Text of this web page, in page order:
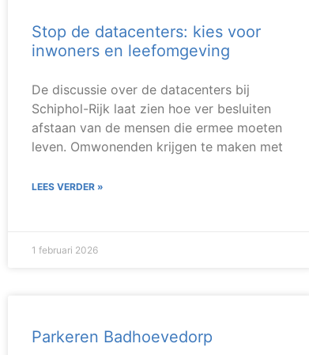
Stop de datacenters: kies voor
inwoners en leefomgeving
De discussie over de datacenters bij
Schiphol-Rijk laat zien hoe ver besluiten
afstaan van de mensen die ermee moeten
leven. Omwonenden krijgen te maken met
LEES VERDER »
1 februari 2026
Parkeren Badhoevedorp